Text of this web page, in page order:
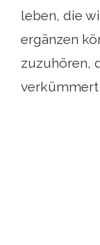
leben, die
ergänzen
zuzuhören,
verkümmert